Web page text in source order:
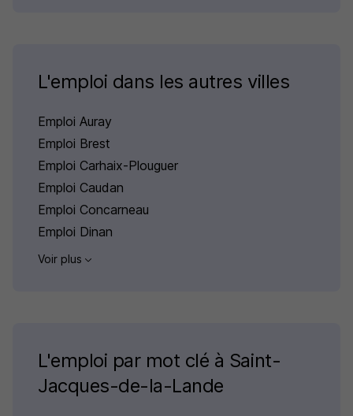
L'emploi dans les autres villes
Emploi Auray
Emploi Brest
Emploi Carhaix-Plouguer
Emploi Caudan
Emploi Concarneau
Emploi Dinan
Voir plus
L'emploi par mot clé à Saint-
Jacques-de-la-Lande